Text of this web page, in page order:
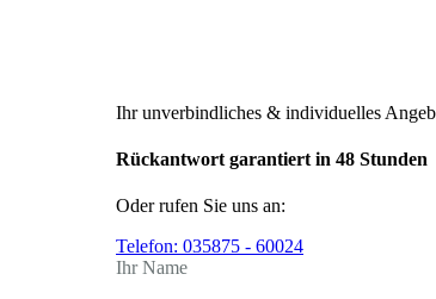
Ihr unverbindliches & individuelles
Rückantwort garantiert in 48 Stunden
Oder rufen Sie uns an:
Telefon: 035875 - 60024
Ihr Name